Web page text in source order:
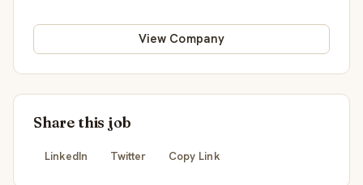
View Company
Share this job
LinkedIn Twitter Copy Link